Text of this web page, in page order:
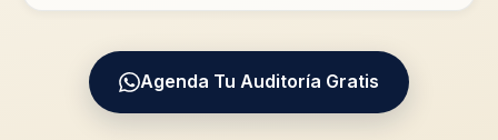
Agenda Tu Auditoría Gratis